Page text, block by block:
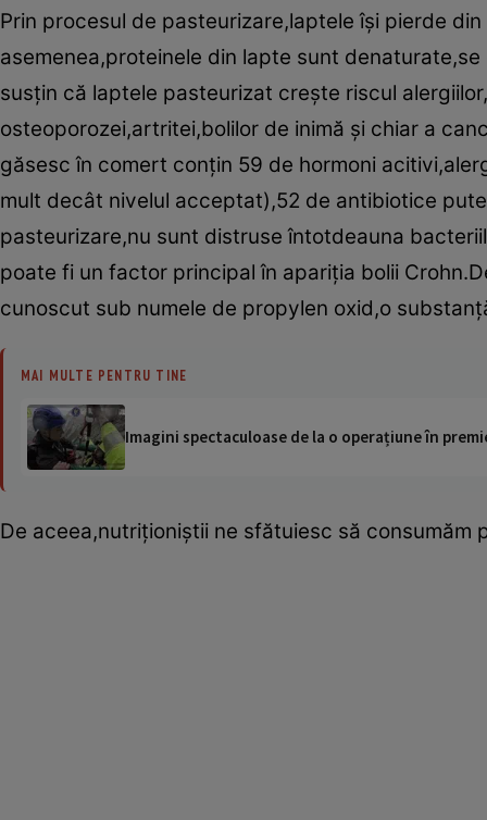
Prin procesul de pasteurizare,laptele îşi pierde
asemenea,proteinele din lapte sunt
susţin că laptele pasteurizat creşte riscul
osteoporozei,artritei,bolilor de inimă şi chiar a
găsesc în comert conţin 59 de hormoni
mult decât nivelul acceptat),52 de antibiotice
pasteurizare,nu sunt distruse întotdeauna
poate fi un factor principal în apariţia bolii
cunoscut sub numele de propylen oxid,o
MAI MULTE PENTRU TINE
Imagini spectaculoase de la o operațiune în
De aceea,nutriţioniştii ne sfătuiesc să consumăm